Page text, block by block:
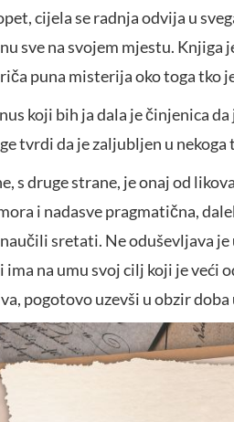
cijela se radnja odvija u
sve na svojem mjestu. Knjiga
puna misterija oko toga tko
koji bih ja dala je činjenica
tvrdi da je zaljubljen u nekoga
s druge strane, je onaj od
i nadasve pragmatična,
sretati. Ne oduševljava
ima na umu svoj cilj koji je veći
pogotovo uzevši u obzir doba